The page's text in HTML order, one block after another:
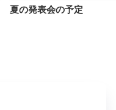
夏の発表会の予定